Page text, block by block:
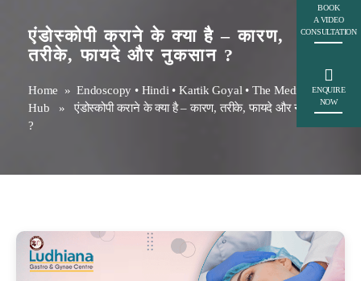
एंडोस्कोपी कराने के क्या है – कारण,
तरीके, फायदे और नुकसान ?
Home »Endoscopy • Hindi • Kartik Goyal • The Medical
Hub » एंडोस्कोपी कराने के क्या है – कारण, तरीके, फायदे और नुकसान
?
BOOK
A VIDEO
CONSULTATION
ENQUIRE
NOW